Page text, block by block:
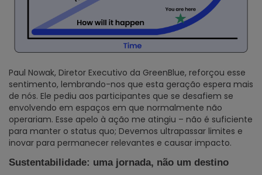
Paul Nowak, Diretor Executivo da GreenBlue, reforçou esse
sentimento, lembrando-nos que esta geração espera mais
de nós. Ele pediu aos participantes que se desafiem se
envolvendo em espaços em que normalmente não
operariam. Esse apelo à ação me atingiu – não é suficiente
para manter o status quo; Devemos ultrapassar limites e
inovar para permanecer relevantes e causar impacto.
Sustentabilidade: uma jornada, não um destino